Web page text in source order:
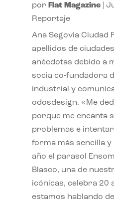
por Flat Magazine|
Reportaje
Ana Segovia Ciudad
apellidos de
anécdotas debido a
socia co-fundadora
industrial y
odosdesign. «Me
porque me encanta
problemas e
forma más sencilla y
año el parasol
Blasco, una de
icónicas, celebra 20
estamos hablando